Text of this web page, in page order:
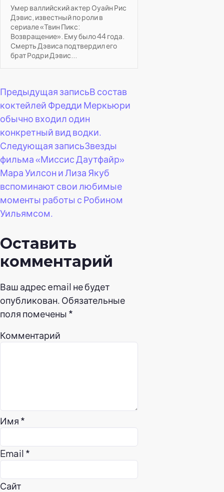
Умер валлийский актер Оуайн Рис
Дэвис, известный по роли в
сериале «Твин Пикс:
Возвращение». Ему было 44 года.
Смерть Дэвиса подтвердил его
брат Родри Дэвис...
Навигация
по
записям
Предыдущая записьВ состав
коктейлей Фредди Меркьюри
обычно входил один
конкретный вид водки.
Следующая записьЗвезды
фильма «Миссис Даутфайр»
Мара Уилсон и Лиза Якуб
вспоминают свои любимые
моменты работы с Робином
Уильямсом.
Оставить
комментарий
Ваш адрес email не будет
опубликован. Обязательные
поля помечены *
Комментарий
Имя *
Email *
Сайт